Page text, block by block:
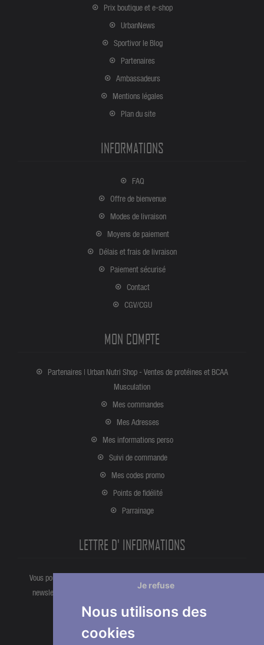
Nous utilisons des
cookies
Je refuse
Prix boutique et e-shop
UrbanNews
Sportivor le Blog
Partenaires
Ambassadeurs
Mentions légales
Plan du site
INFORMATIONS
FAQ
Offre de bienvenue
Modes de livraison
Moyens de paiement
Délais et frais de livraison
Paiement sécurisé
Contact
CGV/CGU
MON COMPTE
Partenaires | Urban Nutri Shop - Ventes de protéines et BCAA
Musculation
Mes commandes
Mes Adresses
Mes informations perso
Suivi de commande
Mes codes promo
Points de fidélité
Parrainage
LETTRE D' INFORMATIONS
Vous pouvez vous désinscrire à tout moment directement partir de la
newsletter. Ou bien à partir de nos informations de contact dans les
conditions d'utlisation du site.